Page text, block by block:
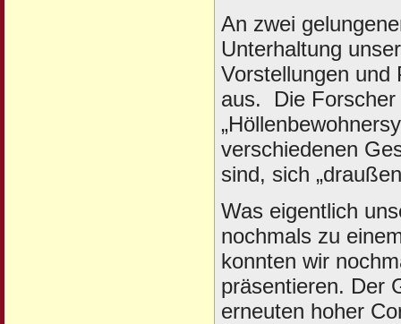
An zwei
Unterhaltung
Vorstellungen und
aus. Die Forscher
verschiedenen
sind, sich
Was eigentlich
nochmals zu
konnten wir
präsentieren. Der
erneuten hoher